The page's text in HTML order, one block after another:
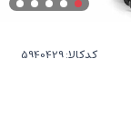
کدکالا: